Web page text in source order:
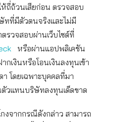
ถี่ถ้วนเสียก่อน ตรวจสอบ
ทที่มีตัวตนจริงและไม่มี
รวจสอบผ่านเว็บไซต์ที่
หรือผ่านแอปพลิเคชัน
เงินหรือโอนเงินลงทุนเข้า
โดยเฉพาะบุคคลที่มา
วแทนบริษัทลงทุนเด็ดขาด
งจากกรณีดังกล่าว สามารถ